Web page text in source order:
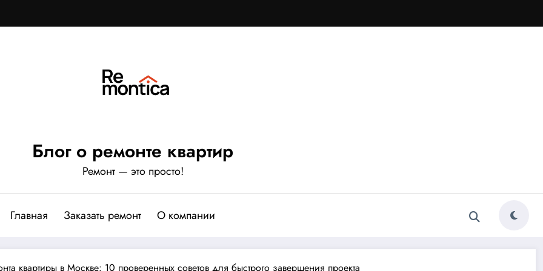
Блог о ремонте квартир
Ремонт — это просто!
Главная Заказать ремонт О компании
квартиры в Москве: 10 проверенных советов для быстрого завершения проекта